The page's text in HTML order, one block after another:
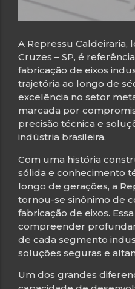
A Repressu Caldeiraria,
Cruzes – SP, é
fabricação de eixos
trajetória ao longo de
excelência no setor
marcada por
precisão técnica e
indústria brasileira.
Com uma história
sólida e conhecimento
longo de gerações, a
tornou-se sinônimo de
fabricação de eixos.
compreender
de cada segmento
soluções seguras e
Um dos grandes